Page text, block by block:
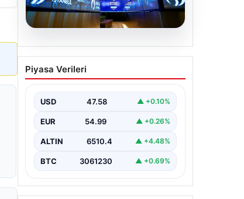
Yatırım araçlarının haftalık
performansı nasıl oldu?
Performansı ve Gelişmeler",
"content": "Türkiye'nin finans
piyasalarında son bir hafta…
Piyasa Verileri
USD 47.58 ▲ +0.10%
EUR 54.99 ▲ +0.26%
ALTIN 6510.4 ▲ +4.48%
BTC 3061230 ▲ +0.69%